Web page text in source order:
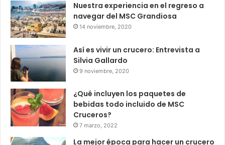
Nuestra experiencia en el regreso a
navegar del MSC Grandiosa
14 noviembre, 2020
Así es vivir un crucero: Entrevista a
Silvia Gallardo
9 noviembre, 2020
¿Qué incluyen los paquetes de
bebidas todo incluido de MSC
Cruceros?
7 marzo, 2022
La mejor época para hacer un crucero